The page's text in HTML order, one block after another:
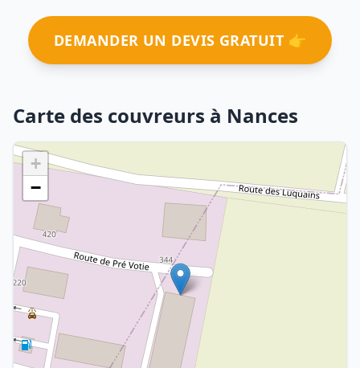
DEMANDER UN DEVIS GRATUIT 👉
Carte des couvreurs à Nances
+
−